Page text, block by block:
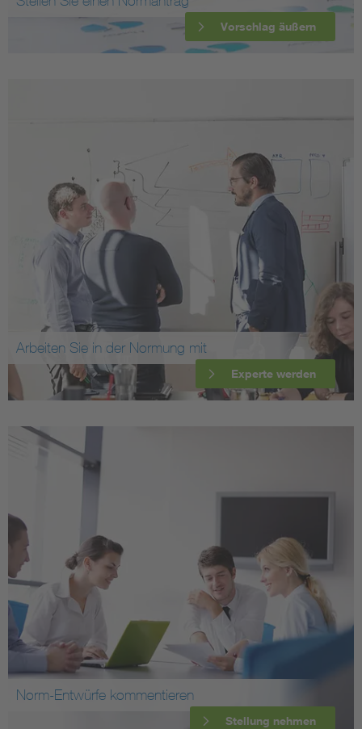
Vorschlag äußern
Arbeiten Sie in der Normung mit
Experte werden
Norm-Entwürfe kommentieren
Stellung nehmen